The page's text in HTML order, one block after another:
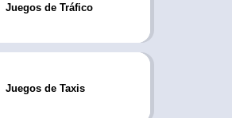
Juegos de Tráfico
Juegos de Taxis